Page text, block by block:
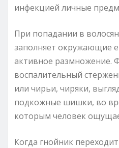
инфекцией личные
При попадании в
заполняет окружающие
активное размножение.
воспалительный
или чирьи, чиряки,
подкожные шишки, во
которым человек
Когда гнойник